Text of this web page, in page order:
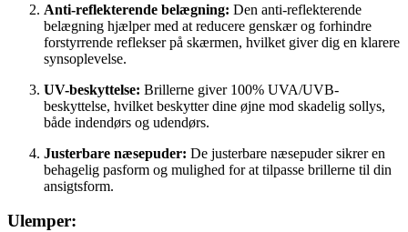
Anti-reflekterende belægning: Den anti-reflekterende
belægning hjælper med at reducere genskær og forhindre
forstyrrende reflekser på skærmen, hvilket giver dig en klarere
synsoplevelse.
UV-beskyttelse: Brillerne giver 100% UVA/UVB-
beskyttelse, hvilket beskytter dine øjne mod skadelig sollys,
både indendørs og udendørs.
Justerbare næsepuder: De justerbare næsepuder sikrer en
behagelig pasform og mulighed for at tilpasse brillerne til din
ansigtsform.
Ulemper: